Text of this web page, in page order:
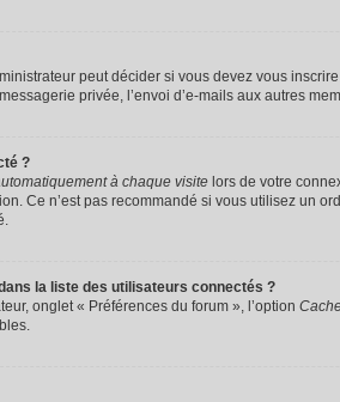
peut décider si vous devez vous
privée, l’envoi d’e-mails aux autres
?
à chaque visite lors de votre
Ce n’est pas recommandé si vous utilisez un
la liste des utilisateurs connectés ?
onglet « Préférences du forum », l’option